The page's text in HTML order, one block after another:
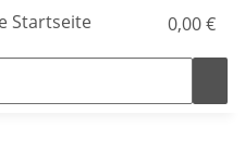
0,00 €